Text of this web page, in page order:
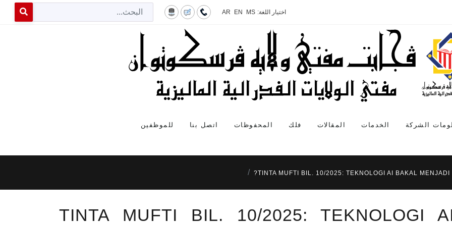
اختيار اللغة: MS
EN
AR
الشركة الخدمات المقالات فلك المحفوظات اتصل بنا للموظفين
TINTA MUFTI BIL. 10/2025: TEKNOLOGI AI BAKAL MENJADI
TINTA MUFTI BIL. 10/2025: TEKNOLOGI